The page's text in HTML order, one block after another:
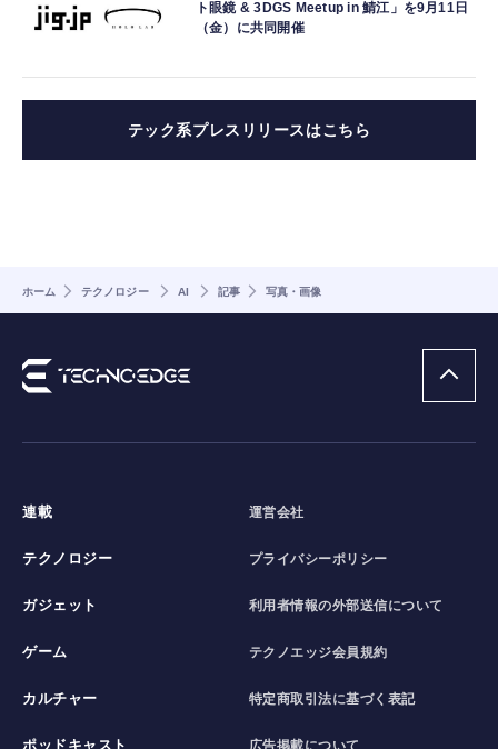
ト眼鏡 & 3DGS Meetup in 鯖江」を9月11日
（金）に共同開催
テック系プレスリリースはこちら
ホーム テクノロジー AI 記事 写真・画像
連載
テクノロジー
ガジェット
ゲーム
カルチャー
ポッドキャスト
運営会社
プライバシーポリシー
利用者情報の外部送信について
テクノエッジ会員規約
特定商取引法に基づく表記
広告掲載について